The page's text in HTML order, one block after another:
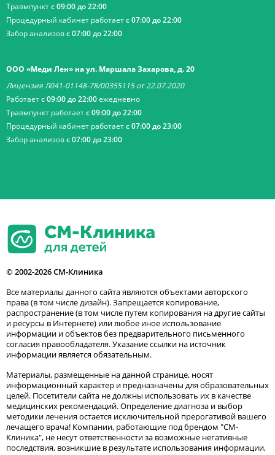
Травмпунктс 09:00 до 22:00
Процедурный кабинет работаетс 07:00 до 22:00
Забор анализовс 07:00 до 22:00
ООО «Меди Лен» на ул. Маршала Захарова, д. 20
Лицензия Л041-01148-78/00355115 от 22.07.2020
Работаетс 09:00 до 22:00ежедневно
Травмпункт работаетс 09:00 до 22:00
Процедурный кабинет работаетс 07:00 до 23:00
Забор анализовс 07:00 до 23:00
© 2002-2026 СМ-Клиника
Все материалы данного сайта являются объектами авторского
права (в том числе дизайн). Запрещается копирование,
распространение (в том числе путем копирования на другие сайты
и ресурсы в Интернете) или любое иное использование
информации и объектов без предварительного письменного
согласия правообладателя. Указание ссылки на источник
информации является обязательным.
Материалы, размещенные на данной странице, носят
информационный характер и предназначены для образовательных
целей. Посетители сайта не должны использовать их в качестве
медицинских рекомендаций. Определение диагноза и выбор
методики лечения остается исключительной прерогативой вашего
лечащего врача! Компании, работающие под брендом "СМ-
Клиника", не несут ответственности за возможные негативные
последствия, возникшие в результате использования информации,